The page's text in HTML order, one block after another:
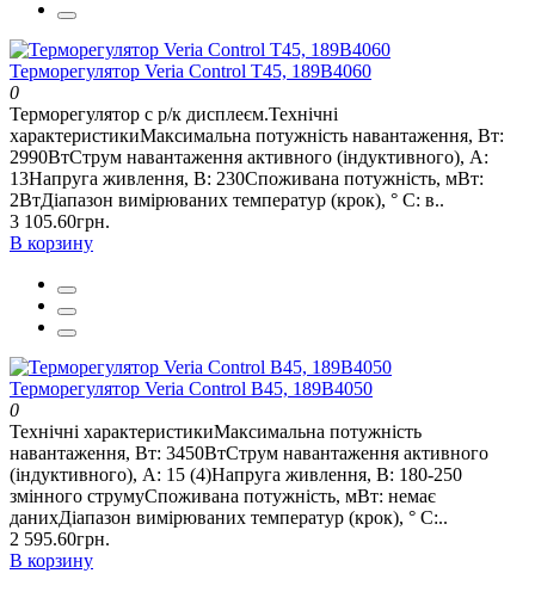
Терморегулятор Veria Control T45, 189B4060
0
Терморегулятор с р/к дисплеєм.Технічні
характеристикиМаксимальна потужність навантаження, Вт:
2990ВтСтрум навантаження активного (індуктивного), А:
13Напруга живлення, В: 230Споживана потужність, мВт:
2ВтДіапазон вимірюваних температур (крок), ° С: в..
3 105.60грн.
В корзину
Терморегулятор Veria Control В45, 189B4050
0
Технічні характеристикиМаксимальна потужність
навантаження, Вт: 3450ВтСтрум навантаження активного
(індуктивного), А: 15 (4)Напруга живлення, В: 180-250
змінного струмуСпоживана потужність, мВт: немає
данихДіапазон вимірюваних температур (крок), ° С:..
2 595.60грн.
В корзину